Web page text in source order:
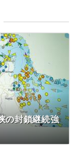
の封鎖継続強